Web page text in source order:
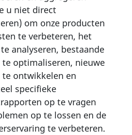
u niet direct
om onze producten
te verbeteren, het
analyseren, bestaande
optimaliseren, nieuwe
ontwikkelen en
specifieke
op te vragen
op te lossen en de
te verbeteren.